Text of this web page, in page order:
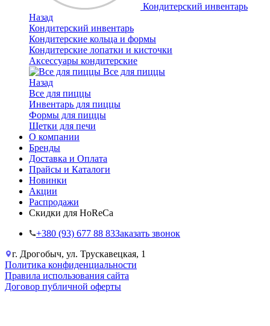
Кондитерский инвентарь
Назад
Кондитерский инвентарь
Кондитерские кольца и формы
Кондитерские лопатки и кисточки
Аксессуары кондитерские
Все для пиццы
Назад
Все для пиццы
Инвентарь для пиццы
Формы для пиццы
Щетки для печи
О компании
Бренды
Доставка и Оплата
Прайсы и Каталоги
Новинки
Акции
Распродажи
Скидки для HoReCa
+38‎0 (93) 677 88 83Заказать звонок
г. Дрогобыч, ул. Трускавецкая, 1
Политика конфиденциальности
Правила использования сайта
Договор публичной оферты